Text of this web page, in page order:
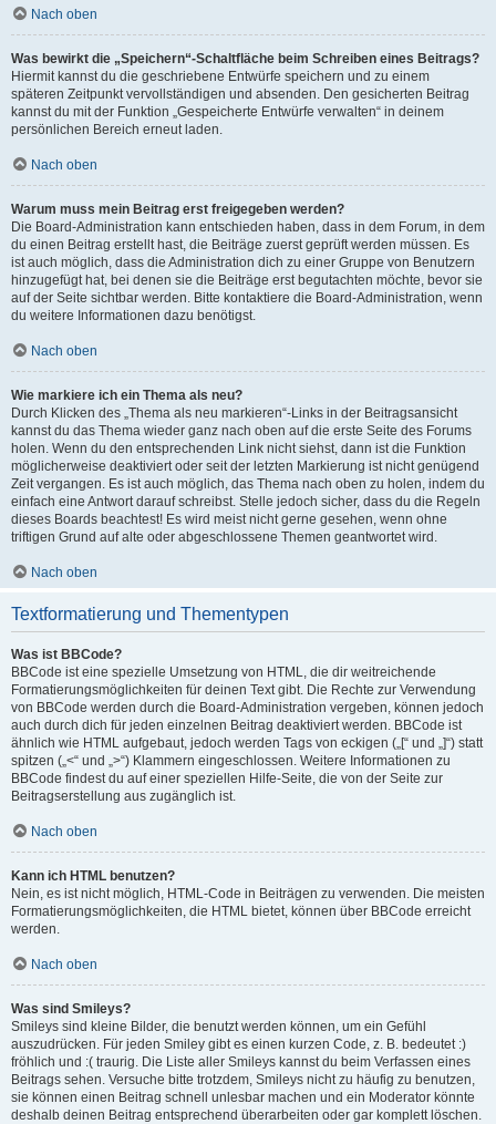
Nach oben
Was bewirkt die „Speichern“-Schaltfläche beim Schreiben eines Beitrags?
Hiermit kannst du die geschriebene Entwürfe speichern und zu einem
späteren Zeitpunkt vervollständigen und absenden. Den gesicherten Beitrag
kannst du mit der Funktion „Gespeicherte Entwürfe verwalten“ in deinem
persönlichen Bereich erneut laden.
Nach oben
Warum muss mein Beitrag erst freigegeben werden?
Die Board-Administration kann entschieden haben, dass in dem Forum, in dem
du einen Beitrag erstellt hast, die Beiträge zuerst geprüft werden müssen. Es
ist auch möglich, dass die Administration dich zu einer Gruppe von Benutzern
hinzugefügt hat, bei denen sie die Beiträge erst begutachten möchte, bevor sie
auf der Seite sichtbar werden. Bitte kontaktiere die Board-Administration, wenn
du weitere Informationen dazu benötigst.
Nach oben
Wie markiere ich ein Thema als neu?
Durch Klicken des „Thema als neu markieren“-Links in der Beitragsansicht
kannst du das Thema wieder ganz nach oben auf die erste Seite des Forums
holen. Wenn du den entsprechenden Link nicht siehst, dann ist die Funktion
möglicherweise deaktiviert oder seit der letzten Markierung ist nicht genügend
Zeit vergangen. Es ist auch möglich, das Thema nach oben zu holen, indem du
einfach eine Antwort darauf schreibst. Stelle jedoch sicher, dass du die Regeln
dieses Boards beachtest! Es wird meist nicht gerne gesehen, wenn ohne
triftigen Grund auf alte oder abgeschlossene Themen geantwortet wird.
Nach oben
Textformatierung und Thementypen
Was ist BBCode?
BBCode ist eine spezielle Umsetzung von HTML, die dir weitreichende
Formatierungsmöglichkeiten für deinen Text gibt. Die Rechte zur Verwendung
von BBCode werden durch die Board-Administration vergeben, können jedoch
auch durch dich für jeden einzelnen Beitrag deaktiviert werden. BBCode ist
ähnlich wie HTML aufgebaut, jedoch werden Tags von eckigen („[“ und „]“) statt
spitzen („<“ und „>“) Klammern eingeschlossen. Weitere Informationen zu
BBCode findest du auf einer speziellen Hilfe-Seite, die von der Seite zur
Beitragserstellung aus zugänglich ist.
Nach oben
Kann ich HTML benutzen?
Nein, es ist nicht möglich, HTML-Code in Beiträgen zu verwenden. Die meisten
Formatierungsmöglichkeiten, die HTML bietet, können über BBCode erreicht
werden.
Nach oben
Was sind Smileys?
Smileys sind kleine Bilder, die benutzt werden können, um ein Gefühl
auszudrücken. Für jeden Smiley gibt es einen kurzen Code, z. B. bedeutet :)
fröhlich und :( traurig. Die Liste aller Smileys kannst du beim Verfassen eines
Beitrags sehen. Versuche bitte trotzdem, Smileys nicht zu häufig zu benutzen,
sie können einen Beitrag schnell unlesbar machen und ein Moderator könnte
deshalb deinen Beitrag entsprechend überarbeiten oder gar komplett löschen.